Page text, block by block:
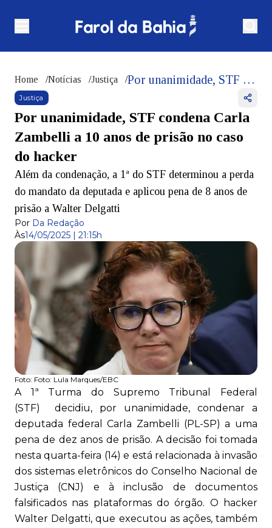
Home /Notícias /Justiça / Por unanimidade, STF condena Carla Zambelli a 10 anos de prisão no caso do hacker
Justiça
Por unanimidade, STF condena Carla
Zambelli a 10 anos de prisão no caso
do hacker
Além da condenação, a 1ª do STF determinou a perda
do mandato da deputada e aplicou pena de 8 anos de
prisão a Walter Delgatti
Por Da Redação
Às14/05/2025 | 21:15h
Foto: Foto: Lula Marques/EBC
A 1ª Turma do Supremo Tribunal Federal
(STF) decidiu, por unanimidade, condenar a
deputada federal Carla Zambelli (PL-SP) a uma
pena de dez anos de prisão. A decisão foi tomada
nesta quarta-feira (14) e está relacionada à invasão
dos sistemas eletrônicos do Conselho Nacional de
Justiça (CNJ) e à inclusão de documentos
falsificados nas plataformas do órgão. O hacker
Walter Delgatti, que executou as ações, também